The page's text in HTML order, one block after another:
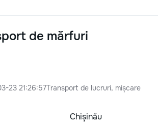
de mărfuri
23 21:26:57Transport de lucruri, mișcare
Chișinău